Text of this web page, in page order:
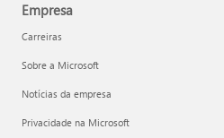
Empresa
Carreiras
Sobre a Microsoft
Notícias da empresa
Privacidade na Microsoft